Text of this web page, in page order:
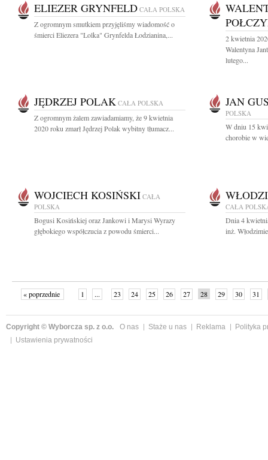
ELIEZER GRYNFELD CAŁA POLSKA
Z ogromnym smutkiem przyjęliśmy wiadomość o
śmierci Eliezera "Lolka" Grynfelda Łodzianina,...
2 kwietnia
Walentyna
lutego...
JĘDRZEJ POLAK CAŁA POLSKA
Z ogromnym żalem zawiadamiamy, że 9 kwietnia
2020 roku zmarł Jędrzej Polak wybitny tłumacz...
JAN
POLSKA
W dniu 15
chorobie w
WOJCIECH KOSIŃSKI CAŁA
POLSKA
Bogusi Kosińskiej oraz Jankowi i Marysi Wyrazy
głębokiego współczucia z powodu śmierci...
CAŁA
Dnia 4
inż.
« poprzednie 1 ... 23 24 25 26 27 28 29 30
31
Copyright © Wyborcza sp. z o.o. O nas Staże u nas Reklama
Polityka
Ustawienia prywatności